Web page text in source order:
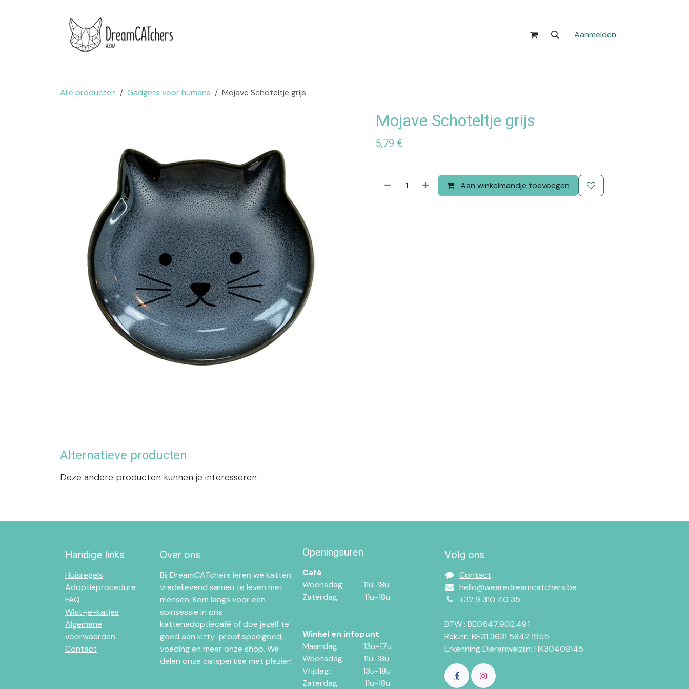
Aanmelden
Alle producten Gadgets voor humans Mojave Schoteltje grijs
Mojave Schoteltje grijs
5,79 €
Aan winkelmandje toevoegen
Alternatieve producten
Deze andere producten kunnen je interesseren
Handige links
Huisregels
Adoptieprocedure
FAQ
Wist-je-katjes
Algemene
voorwaarden
Contact
Over ons
Bij DreamCATchers leren we katten
vredelievend samen te leven met
mensen. Kom langs voor een
spinsessie in ons
kattenadoptiecafé of doe jezelf te
goed aan kitty-proof speelgoed,
voeding en meer onze shop. We
delen onze catspertise met plezier!
Volg ons
Contact
hello@wearedreamcatchers.be
+32 9 310 40 35
BTW : BE0647.902.491
Rek.nr.: BE31 3631 5842 1955
Erkenning Dierenwelzijn: HK30408145
Openingsuren
Café
Woensdag:​​
11u-18u
Zaterdag:​
​11u-18u
Winkel en infopunt
Maandag:​​​
​13u-17u
Woensdag:​​
​11u-18u
Vrijdag:
​13u-18u
Zaterdag:
​11u-18u